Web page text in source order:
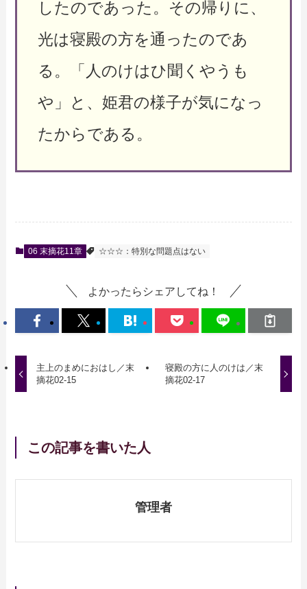
したのであった。その帰りに、
光は寝殿の方を通ったのであ
る。「人のけはひ聞くやうも
や」と、姫君の様子が気になっ
たからである。
06 末摘花11章 ☆☆☆：特別な問題点はない
よかったらシェアしてね！
主上のまめにおはし／末
摘花02-15
寝殿の方に人のけは／末
摘花02-17
この記事を書いた人
管理者